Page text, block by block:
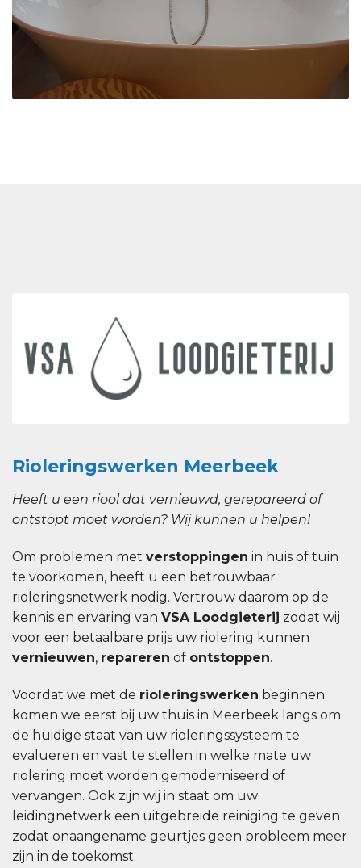
Rioleringswerken Meerbeek
Heeft u een riool dat vernieuwd, gerepareerd of
ontstopt moet worden? Wij kunnen u helpen!
Om problemen met verstoppingen in huis of tuin
te voorkomen, heeft u een betrouwbaar
rioleringsnetwerk nodig. Vertrouw daarom op de
kennis en ervaring van VSA Loodgieterij zodat wij
voor een betaalbare prijs uw riolering kunnen
vernieuwen, repareren of ontstoppen.
Voordat we met de rioleringswerken beginnen
komen we eerst bij uw thuis in Meerbeek langs om
de huidige staat van uw rioleringssysteem te
evalueren en vast te stellen in welke mate uw
riolering moet worden gemoderniseerd of
vervangen. Ook zijn wij in staat om uw
leidingnetwerk een uitgebreide reiniging te geven
zodat onaangename geurtjes geen probleem meer
zijn in de toekomst.